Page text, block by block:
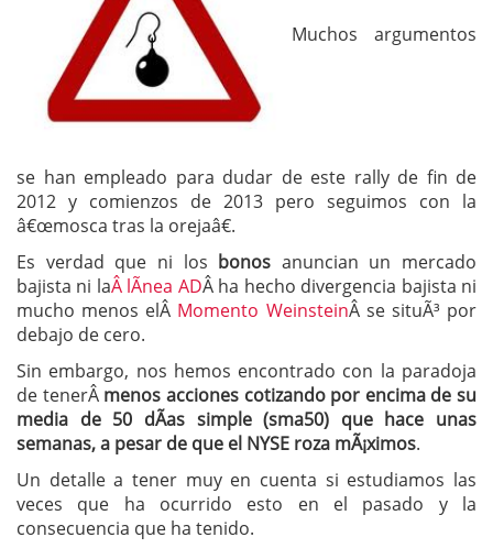
Muchos argumentos
se han empleado para dudar de este rally de fin de
2012 y comienzos de 2013 pero seguimos con la
â€œmosca tras la orejaâ€.
Es verdad que ni los bonos anuncian un mercado
bajista ni laÂ lÃ­nea ADÂ ha hecho divergencia bajista ni
mucho menos elÂ Momento WeinsteinÂ se situÃ³ por
debajo de cero.
Sin embargo, nos hemos encontrado con la paradoja
de tenerÂ menos acciones cotizando por encima de su
media de 50 dÃ­as simple (sma50) que hace unas
semanas, a pesar de que el NYSE roza mÃ¡ximos.
Un detalle a tener muy en cuenta si estudiamos las
veces que ha ocurrido esto en el pasado y la
consecuencia que ha tenido.